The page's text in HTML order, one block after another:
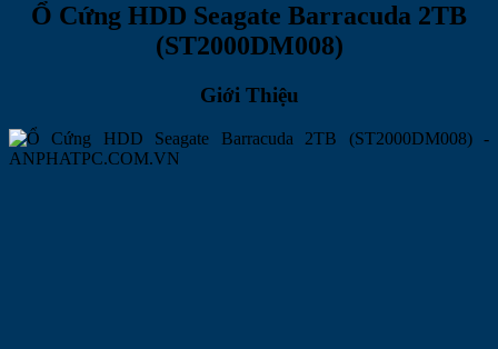
Ổ Cứng HDD Seagate Barracuda 2TB
(ST2000DM008)
Giới Thiệu